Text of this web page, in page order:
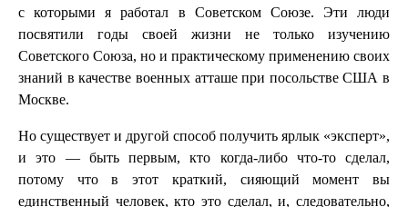
с которыми я работал в Советском Союзе. Эти люди
посвятили годы своей жизни не только изучению
Советского Союза, но и практическому применению своих
знаний в качестве военных атташе при посольстве США в
Москве.
Но существует и другой способ получить ярлык «эксперт»,
и это — быть первым, кто когда-либо что-то сделал,
потому что в этот краткий, сияющий момент вы
единственный человек, кто это сделал, и, следовательно,